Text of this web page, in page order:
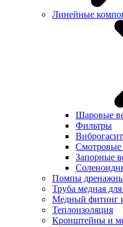
Линейные
Шаровые
Фильтры
Смотровые
Запорные
Помпы
Труба медная
Медный фитинг
Теплоизоляция
Кронштейны и